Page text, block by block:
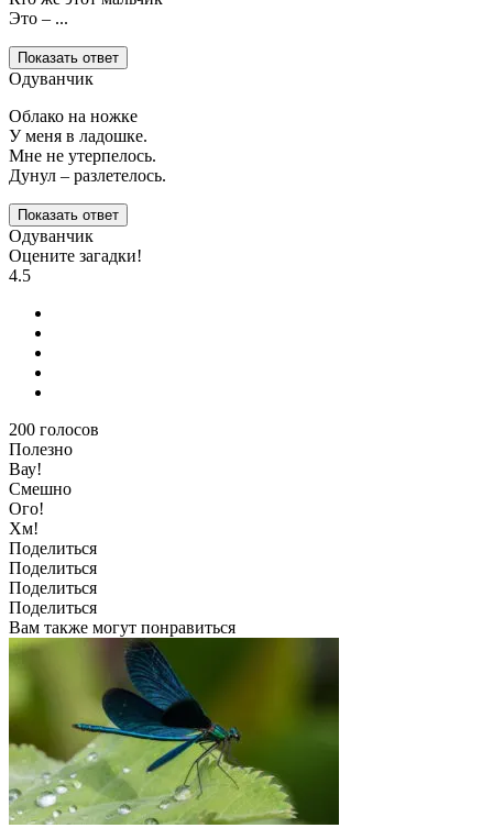
Это – ...
Показать ответ
Одуванчик
Облако на ножке
У меня в ладошке.
Мне не утерпелось.
Дунул – разлетелось.
Показать ответ
Одуванчик
Оцените загадки!
4.5
200 голосов
Полезно
Вау!
Смешно
Ого!
Хм!
Поделиться
Поделиться
Поделиться
Поделиться
Вам также могут понравиться